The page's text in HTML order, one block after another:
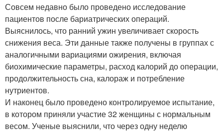
Совсем недавно было проведено исследование
пациентов после бариатрических операций.
Выяснилось, что ранний ужин увеличивает скорость
снижения веса. Эти данные также получены в группах с
аналогичными вариациями ожирения, включая
биохимические параметры, расход калорий до операции,
продолжительность сна, калораж и потребление
нутриентов.
И наконец было проведено контролируемое испытание,
в котором приняли участие 32 женщины с нормальным
весом. Ученые выяснили, что через одну неделю